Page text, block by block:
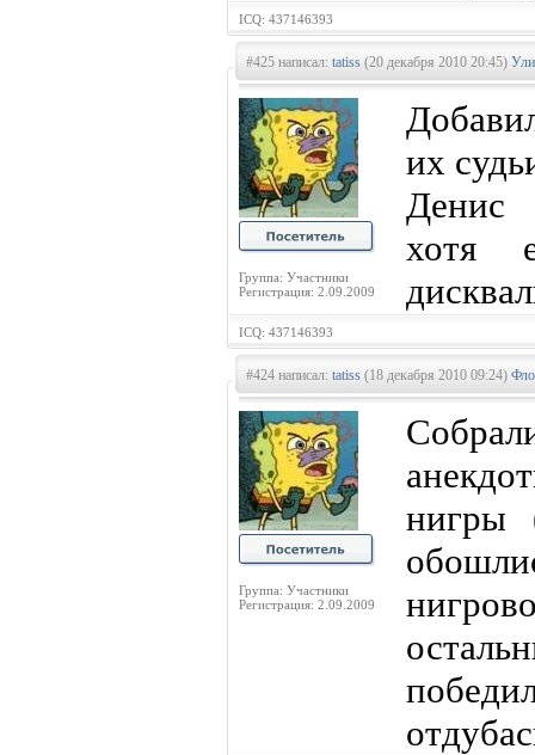
ICQ: 437146393
#425 написал: tatiss (20 декабря 2010 20:45)
Группа: Участники
Регистрация: 2.09.2009
их
Денис
хотя
ICQ: 437146393
#424 написал: tatiss (18 декабря 2010 09:24)
Группа: Участники
Регистрация: 2.09.2009
нигры